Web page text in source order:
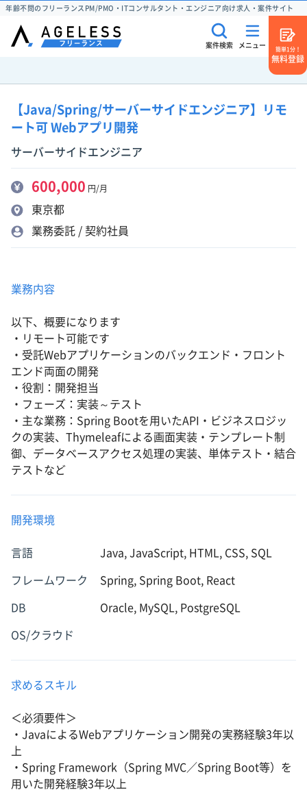
年齢不問のフリーランスPM/PMO・ITコンサルタント・エンジニア向け求人・案件サイト
案件検索 メニュー
簡単1分！
無料登録
【Java/Spring/サーバーサイドエンジニア】リモ
ート可 Webアプリ開発
サーバーサイドエンジニア
600,000 円/月
東京都
業務委託 / 契約社員
業務内容
以下、概要になります
・リモート可能です
・受託Webアプリケーションのバックエンド・フロント
エンド両面の開発
・役割：開発担当
・フェーズ：実装～テスト
・主な業務：Spring Bootを用いたAPI・ビジネスロジッ
クの実装、Thymeleafによる画面実装・テンプレート制
御、データベースアクセス処理の実装、単体テスト・結合
テストなど
開発環境
言語 Java, JavaScript, HTML, CSS, SQL
フレームワーク Spring, Spring Boot, React
DB Oracle, MySQL, PostgreSQL
OS/クラウド
求めるスキル
＜必須要件＞
・JavaによるWebアプリケーション開発の実務経験3年以
上
・Spring Framework（Spring MVC／Spring Boot等）を
用いた開発経験3年以上